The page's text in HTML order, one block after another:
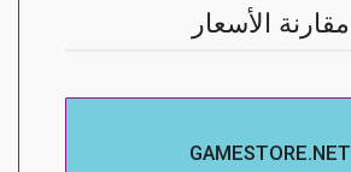
مقارنة الأسعار
GAMESTORE.NET